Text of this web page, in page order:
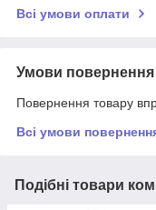
Всі умови оплати
Умови повернення
Повернення товару
Всі умови
Подібні товари